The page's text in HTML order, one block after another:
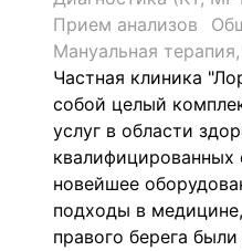
Прием анализов
Мануальная
Частная клиника
собой целый
услуг в области
квалифицированных
новейшее
подходы в
правого берега